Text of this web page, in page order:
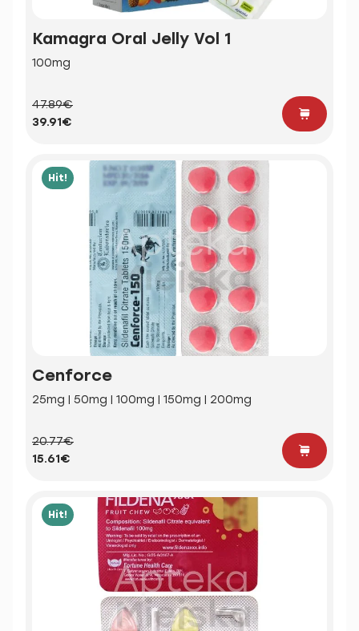
Kamagra Oral Jelly Vol 1
100mg
47.89€
39.91€
Hit!
Cenforce
25mg | 50mg | 100mg | 150mg | 200mg
20.77€
15.61€
Hit!